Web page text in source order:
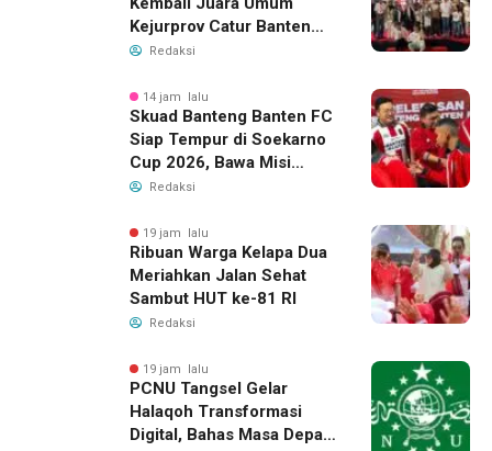
Kejurprov Catur Banten
2026, Raih 24 Medali
Redaksi
14 jam lalu
Skuad Banteng Banten FC
Siap Tempur di Soekarno
Cup 2026, Bawa Misi
Harumkan Nama Banten
Redaksi
19 jam lalu
Ribuan Warga Kelapa Dua
Meriahkan Jalan Sehat
Sambut HUT ke-81 RI
Redaksi
19 jam lalu
PCNU Tangsel Gelar
Halaqoh Transformasi
Digital, Bahas Masa Depan